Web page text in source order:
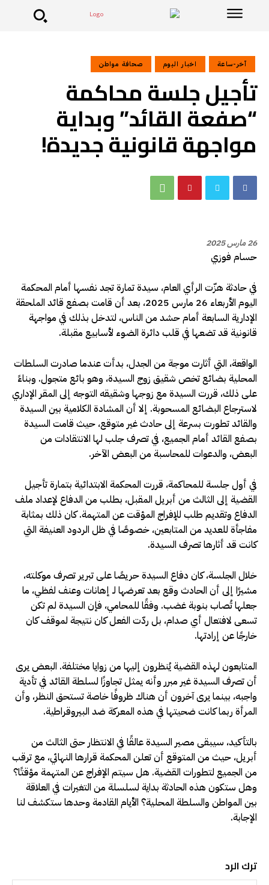
آخر-ساعة اخبار اليوم صحافة مواطن
تأجيل جلسة محاكمة
“صفعة القائد” وبداية
مواجهة قانونية جديدة!
26 مارس 2025
حسام فوزي
في حادثة هزّت الرأي العام، سيدة تمارة تجد نفسها أمام المحكمة
اليوم الأربعاء 26 مارس 2025، بعد أن قامت بصفع قائد الملحقة
الإدارية السابعة أمام حشد من الناس، لتدخل بذلك في مواجهة
قانونية قد تضعها في قلب دائرة الضوء لأسابيع مقبلة.
الواقعة، التي أثارت موجة من الجدل، بدأت عندما صادرت السلطات
المحلية بضائع تخص شقيق زوج السيدة، وهو بائع متجول. وبناءً
على ذلك، قررت السيدة مع زوجها وشقيقه التوجه إلى المقر الإداري
لاسترجاع البضائع المسحوبة. إلا أن المشادة الكلامية بين السيدة
والقائد تطورت بسرعة إلى حادث غير متوقع، حيث قامت السيدة
بصفع القائد أمام الجميع، في تصرف جلب لها الانتقادات من
البعض، والدعوات للمحاسبة من البعض الآخر.
في أول جلسة للمحاكمة، قررت المحكمة الابتدائية بتمارة تأجيل
القضية إلى الثالث من أبريل المقبل، بطلب من الدفاع لإعداد ملف
الدفاع وتقديم طلب للإفراج المؤقت عن المتهمة. كان ذلك بمثابة
مفاجأة للعديد من المتابعين، خصوصًا في ظل الردود العنيفة التي
كانت قد أثارها تصرف السيدة.
خلال الجلسة، كان دفاع السيدة حريصًا على تبرير تصرف موكلته،
مشيرًا إلى أن الحادث وقع بعد تعرضها لـ إهانات وعنف لفظي، ما
جعلها تُصاب بنوبة غضب. وفقًا للمحامي، فإن السيدة لم تكن
تسعى لافتعال أي صدام، بل ردّت الفعل كان نتيجة لموقف كان
خارجًا عن إرادتها.
المتابعون لهذه القضية يُنظرون إليها من زوايا مختلفة. البعض يرى
أن تصرف السيدة غير مبرر وأنه يمثل تجاوزًا لسلطة القائد في تأدية
واجبه، بينما يرى آخرون أن هناك ظروفًا خاصة تستحق النظر، وأن
المرأة ربما كانت ضحيتها في هذه المعركة ضد البيروقراطية.
بالتأكيد، سيبقى مصير السيدة عالقًا في الانتظار حتى الثالث من
أبريل، حيث من المتوقع أن تعلن المحكمة قرارها النهائي، مع ترقب
من الجميع لتطورات القضية. هل سيتم الإفراج عن المتهمة مؤقتًا؟
وهل ستكون هذه الحادثة بداية لسلسلة من التغيرات في العلاقة
بين المواطن والسلطة المحلية؟ الأيام القادمة وحدها ستكشف لنا
الإجابة.
ترك الرد